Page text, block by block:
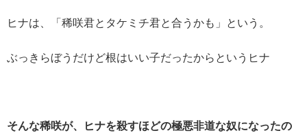
ヒナは、「稀咲君とタケミチ君と合うかも」という。
ぶっきらぼうだけど根はいい子だったからというヒナ
そんな稀咲が、ヒナを殺すほどの極悪非道な奴になったの